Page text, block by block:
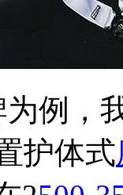
，我
护体式